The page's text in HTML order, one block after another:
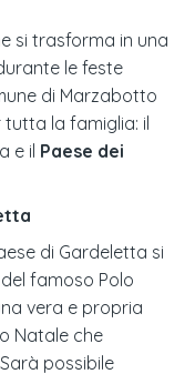
si trasforma in una
le feste
di Marzabotto
la famiglia: il
e il Paese dei
di Gardeletta si
famoso Polo
vera e propria
Natale che
possibile